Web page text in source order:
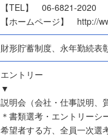
【TEL】 06-6821-2020
【ホームページ】 http://
財形貯蓄制度、永年勤続表
エントリー
▼
説明会（会社・仕事説明、
＊書類選考・エントリーシ
希望者する方、全員一次選